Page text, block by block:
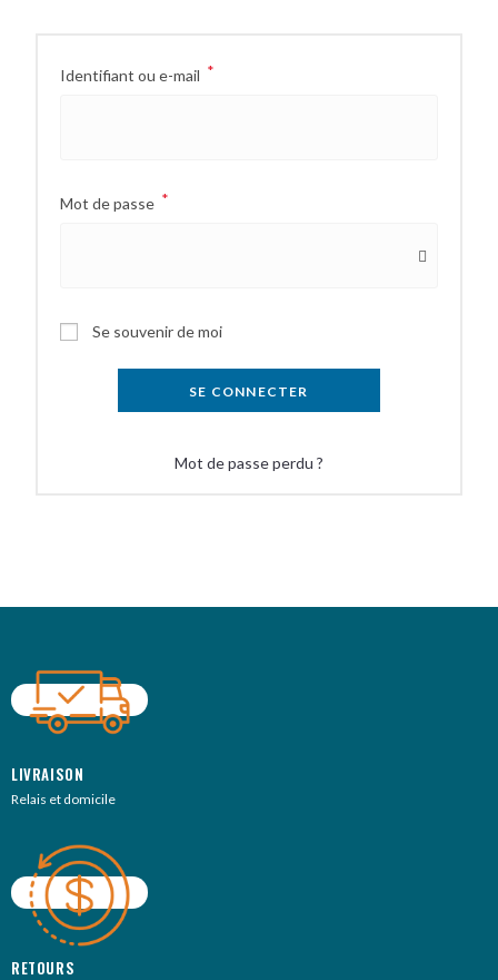
Identifiant ou e-mail *
Mot de passe *
Se souvenir de moi
SE CONNECTER
Mot de passe perdu ?
LIVRAISON
Relais et domicile
RETOURS